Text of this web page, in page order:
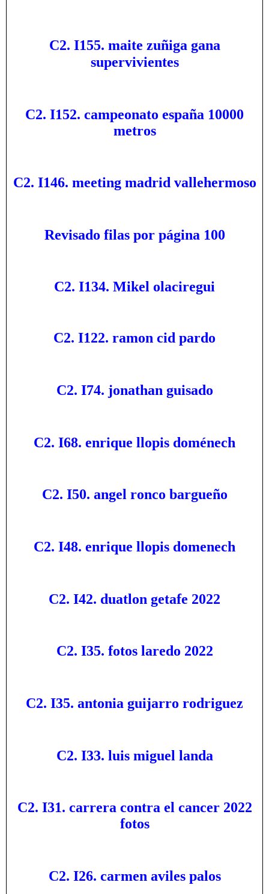
C2. I155. maite zuñiga gana
supervivientes
C2. I152. campeonato españa 10000
metros
C2. I146. meeting madrid vallehermoso
Revisado filas por página 100
C2. I134. Mikel olaciregui
C2. I122. ramon cid pardo
C2. I74. jonathan guisado
C2. I68. enrique llopis doménech
C2. I50. angel ronco bargueño
C2. I48. enrique llopis domenech
C2. I42. duatlon getafe 2022
C2. I35. fotos laredo 2022
C2. I35. antonia guijarro rodriguez
C2. I33. luis miguel landa
C2. I31. carrera contra el cancer 2022
fotos
C2. I26. carmen aviles palos